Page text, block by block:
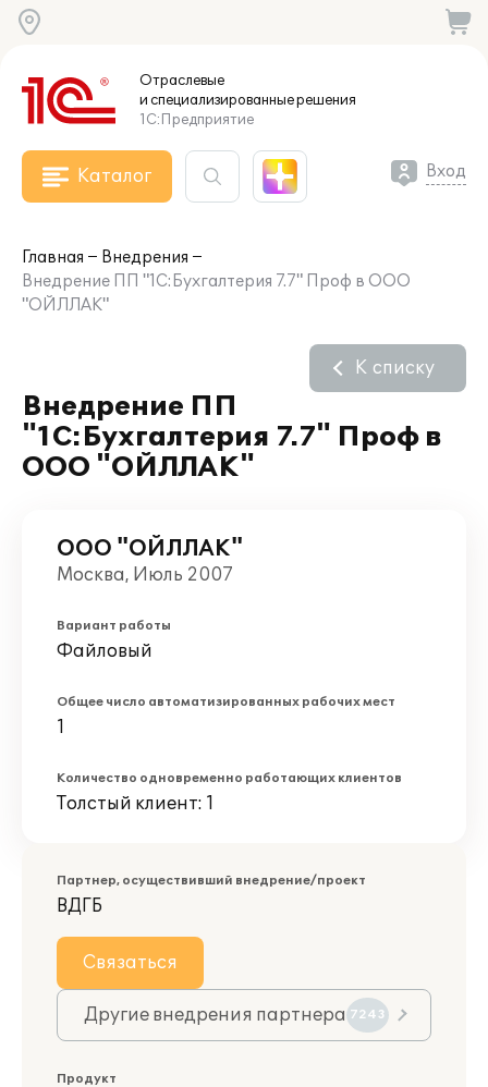
Отраслевые
и специализированныерешения
1С:Предприятие
Каталог Вход
Главная
Внедрения
Внедрение ПП "1С:Бухгалтерия 7.7" Проф в ООО
"ОЙЛЛАК"
Внедрение ПП
"1С:Бухгалтерия 7.7" Проф в
ООО "ОЙЛЛАК"
К списку
ООО "ОЙЛЛАК"
Москва, Июль 2007
Вариант работы
Файловый
Общее число автоматизированных рабочих мест
1
Количество одновременно работающих клиентов
Толстый клиент: 1
Партнер, осуществивший внедрение/проект
ВДГБ
Связаться
Другие внедрения партнера 7243
Продукт